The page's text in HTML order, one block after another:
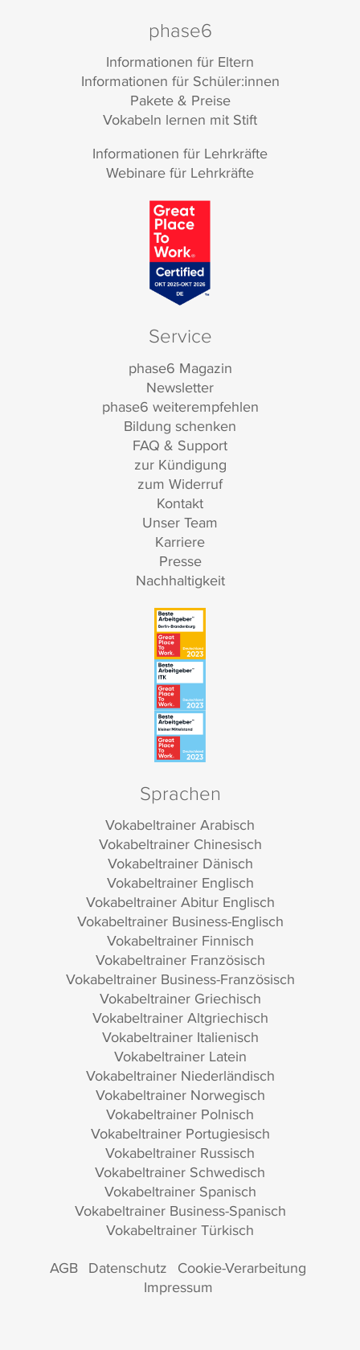
phase6
Informationen für Eltern
Informationen für Schüler:innen
Pakete & Preise
Vokabeln lernen mit Stift
Informationen für Lehrkräfte
Webinare für Lehrkräfte
Service
phase6 Magazin
Newsletter
phase6 weiterempfehlen
Bildung schenken
FAQ & Support
zur Kündigung
zum Widerruf
Kontakt
Unser Team
Karriere
Presse
Nachhaltigkeit
Sprachen
Vokabeltrainer Arabisch
Vokabeltrainer Chinesisch
Vokabeltrainer Dänisch
Vokabeltrainer Englisch
Vokabeltrainer Abitur Englisch
Vokabeltrainer Business-Englisch
Vokabeltrainer Finnisch
Vokabeltrainer Französisch
Vokabeltrainer Business-Französisch
Vokabeltrainer Griechisch
Vokabeltrainer Altgriechisch
Vokabeltrainer Italienisch
Vokabeltrainer Latein
Vokabeltrainer Niederländisch
Vokabeltrainer Norwegisch
Vokabeltrainer Polnisch
Vokabeltrainer Portugiesisch
Vokabeltrainer Russisch
Vokabeltrainer Schwedisch
Vokabeltrainer Spanisch
Vokabeltrainer Business-Spanisch
Vokabeltrainer Türkisch
AGB Datenschutz Cookie-Verarbeitung
Impressum